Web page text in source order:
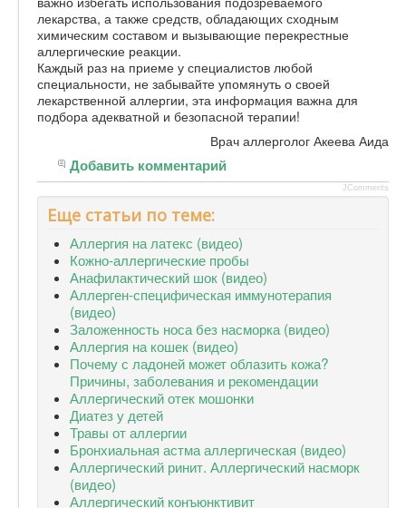
лекарства, а также средств, обладающих сходным
химическим составом и вызывающие перекрестные
аллергические реакции.
Каждый раз на приеме у специалистов любой
специальности, не забывайте упомянуть о своей
лекарственной аллергии, эта информация важна для
подбора адекватной и безопасной терапии!
Врач аллерголог Акеева Аида
Добавить комментарий
JComments
Еще статьи по теме:
Аллергия на латекс (видео)
Кожно-аллергические пробы
Анафилактический шок (видео)
Аллерген-специфическая иммунотерапия
(видео)
Заложенность носа без насморка (видео)
Аллергия на кошек (видео)
Почему с ладоней может облазить кожа?
Причины, заболевания и рекомендации
Аллергический отек мошонки
Диатез у детей
Травы от аллергии
Бронхиальная астма аллергическая (видео)
Аллергический ринит. Аллергический насморк
(видео)
Аллергический конъюнктивит